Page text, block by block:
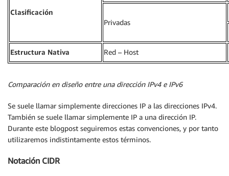
Clasificación
Privadas
Estructura Nativa Red – Host
Comparación en diseño entre una dirección IPv4 e IPv6
Se suele llamar simplemente direcciones IP a las direcciones IPv4.
También se suele llamar simplemente IP a una dirección IP.
Durante este blogpost seguiremos estas convenciones, y por tanto
utilizaremos indistintamente estos términos.
Notación CIDR